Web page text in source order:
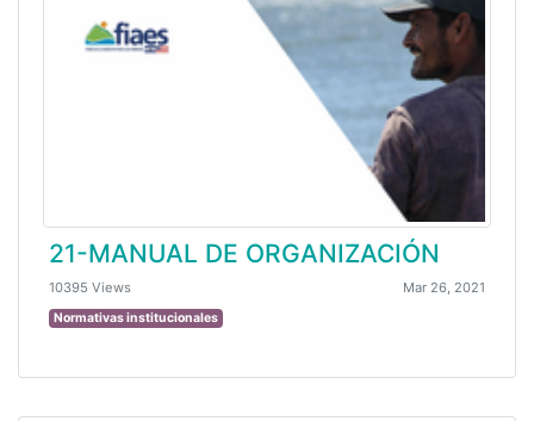
21-MANUAL DE ORGANIZACIÓN
10395 Views Mar 26, 2021
Normativas institucionales